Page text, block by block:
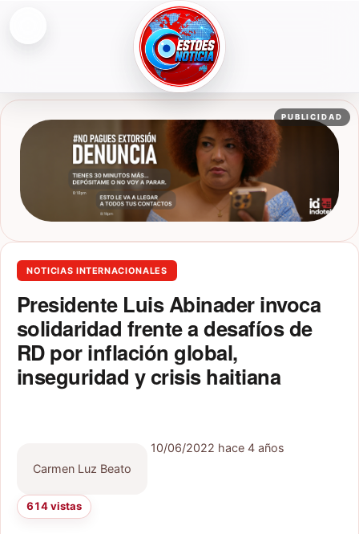
ESTOESNOTICIA|NOTICIAS
PUBLICIDAD
NOTICIAS INTERNACIONALES
Presidente Luis Abinader invoca
solidaridad frente a desafíos de
RD por inflación global,
inseguridad y crisis haitiana
Carmen Luz Beato
10/06/2022 hace 4 años
614 vistas